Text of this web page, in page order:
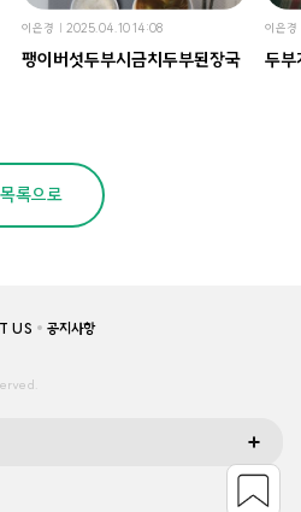
이은경 2025.04.10 14:08
팽이버섯두부시금치두부된장국
이은경
두부
목록으로
US 공지사항